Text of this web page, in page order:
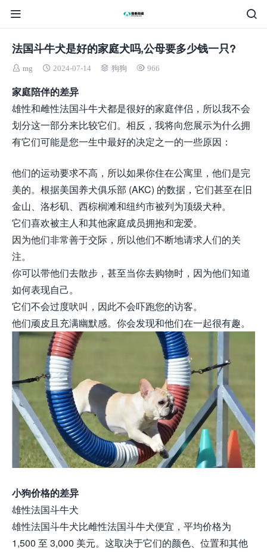
法国斗牛犬是好的家庭犬吗,公母要多少钱一只?
mg 2024-07-14 狗狗 966
家庭陪伴的差异
雄性和雌性法国斗牛犬都是很好的家庭伴侣，所以我不会
划分这一部分来比较它们。相反，我将向您展示为什么拥
有它们可能是您一生中最好的决定之一的一些原因：
他们的运动要求不高，所以如果你住在公寓里，他们是完
美的。根据美国养犬俱乐部 (AKC) 的数据，它们甚至在旧
金山、洛杉矶、西棕榈滩和纽约市被列为顶级犬种。
它们喜欢被主人和其他家庭成员拥抱和宠爱。
因为他们非常善于交际，所以他们不断地请求人们的关
注。
你可以带他们去散步，甚至当你去购物时，因为他们知道
如何表现自己。
它们不会过度吠叫，因此不会吓跑您的访客。
他们顽皮且充满幽默感。你会发现和他们在一起很有趣。
小狗价格的差异
雄性法国斗牛犬
雄性法国斗牛犬比雌性法国斗牛犬便宜，平均价格为
1,500 至 3,000 美元。这取决于它们的颜色、位置和其他